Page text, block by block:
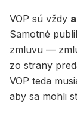
VOP sú vždy
Samotné
zmluvu —
zo strany
VOP teda
aby sa mohli